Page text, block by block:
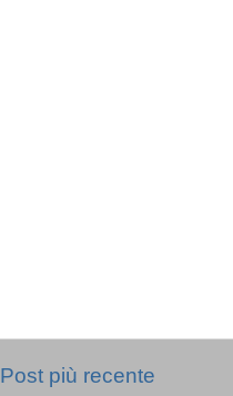
Post più recente